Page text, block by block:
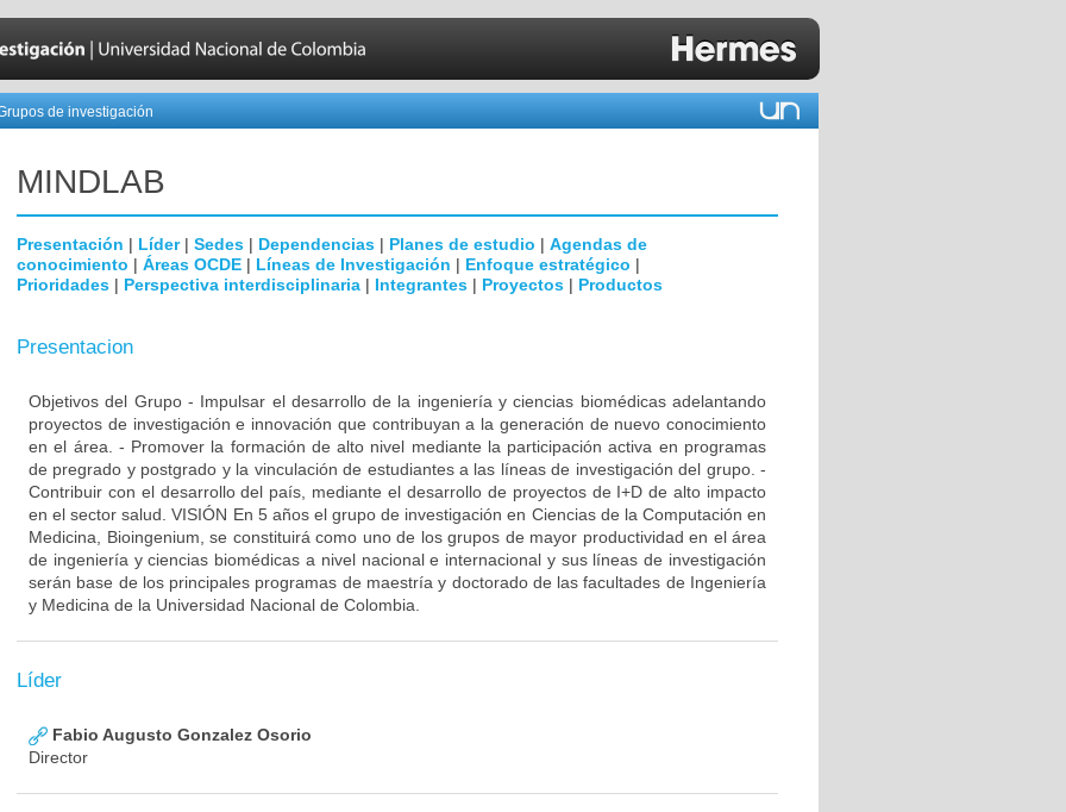
de investigación
MINDLAB
Presentación | Líder| Sedes | Dependencias | Planes de estudio | Agendas de
conocimiento | Áreas OCDE | Líneas de Investigación | Enfoque estratégico |
Prioridades | Perspectiva interdisciplinaria | Integrantes | Proyectos | Productos
Presentacion
Objetivos del Grupo - Impulsar el desarrollo de la ingeniería y ciencias biomédicas adelantando
proyectos de investigación e innovación que contribuyan a la generación de nuevo conocimiento
en el área. - Promover la formación de alto nivel mediante la participación activa en programas
de pregrado y postgrado y la vinculación de estudiantes a las líneas de investigación del grupo. -
Contribuir con el desarrollo del país, mediante el desarrollo de proyectos de I+D de alto impacto
en el sector salud. VISIÓN En 5 años el grupo de investigación en Ciencias de la Computación en
Medicina, Bioingenium, se constituirá como uno de los grupos de mayor productividad en el área
de ingeniería y ciencias biomédicas a nivel nacional e internacional y sus líneas de investigación
serán base de los principales programas de maestría y doctorado de las facultades de Ingeniería
y Medicina de la Universidad Nacional de Colombia.
Líder
Fabio Augusto Gonzalez Osorio
Director